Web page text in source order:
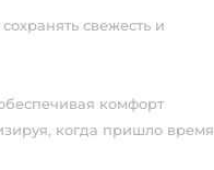
свежесть и
комфорт
когда пришло время